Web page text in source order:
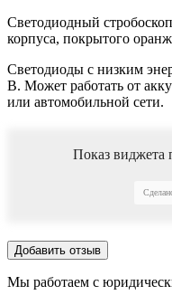
Светодиодный
корпуса, покрытого
Светодиоды с низким
В. Может работать от
или автомобильной сети.
Показ виджета
Добавить отзыв
Мы работаем с